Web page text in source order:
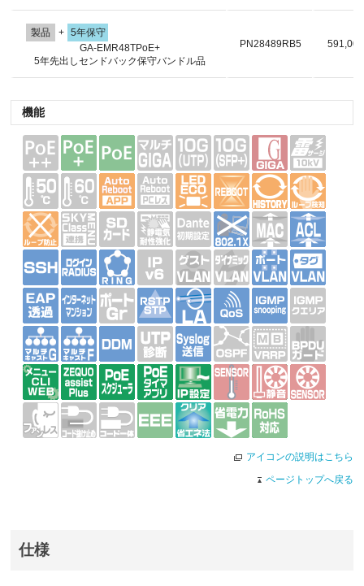
製品 + 5年保守
GA-EMR48TPoE+
5年先出しセンドバック保守バンドル品
PN28489RB5
機能
アイコンの説明はこちら
ページトップへ戻る
仕様